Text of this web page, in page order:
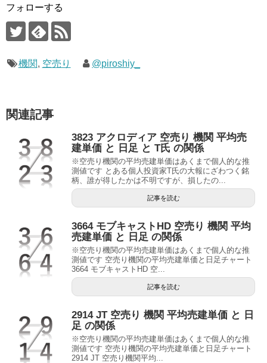
フォローする
機関, 空売り @piroshiy_
関連記事
3823 アクロディア 空売り 機関 平均売
建単価 と 日足 と T氏 の関係
※空売り機関の平均売建単価はあくまで個人的な推
測値です とある個人投資家T氏の大報にざわつく銘
柄、誰が得したかは不明ですが、損したの...
記事を読む
3664 モブキャストHD 空売り 機関 平均
売建単価 と 日足 の関係
※空売り機関の平均売建単価はあくまで個人的な推
測値です 空売り機関の平均売建単価と日足チャート
3664 モブキャストHD 空...
記事を読む
2914 JT 空売り 機関 平均売建単価 と 日
足 の関係
※空売り機関の平均売建単価はあくまで個人的な推
測値です 空売り機関の平均売建単価と日足チャート
2914 JT 空売り機関平均...